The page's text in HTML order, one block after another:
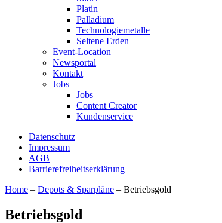
Platin
Palladium
Technologiemetalle
Seltene Erden
Event-Location
Newsportal
Kontakt
Jobs
Jobs
Content Creator
Kundenservice
Datenschutz
Impressum
AGB
Barrierefreiheitserklärung
Home – Depots & Sparpläne – Betriebsgold
Betriebsgold